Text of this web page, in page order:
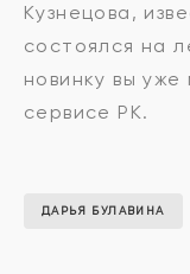
Кузнецова,
состоялся на
новинку вы уже
сервисе РК.
ДАРЬЯ БУЛАВИНА